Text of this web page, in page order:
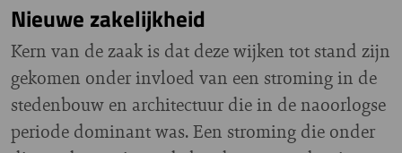
Nieuwe zakelijkheid
Kern van de zaak is dat deze wijken tot stand zijn
gekomen onder invloed van een stroming in de
stedenbouw en architectuur die in de naoorlogse
periode dominant was. Een stroming die onder